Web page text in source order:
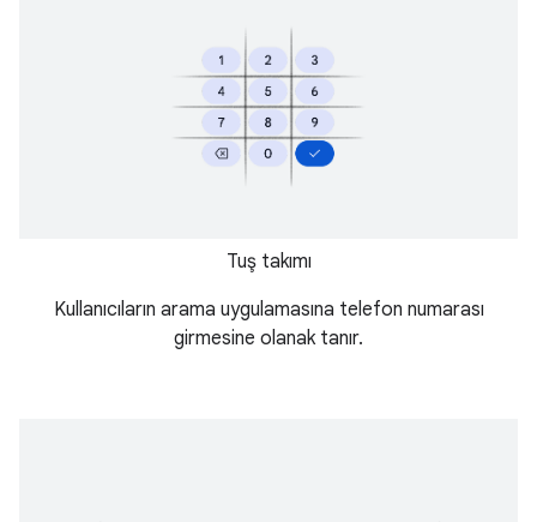
Tuş takımı
Kullanıcıların arama uygulamasına telefon numarası
girmesine olanak tanır.